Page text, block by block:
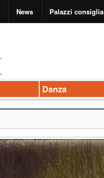
News Palazzi consiglia
Danza